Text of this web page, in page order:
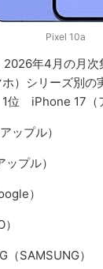
Pixel 10a
2026年4月の月
）シリーズ別の
位 iPhone 17（
ップル）
プル）
）
SAMSUNG）